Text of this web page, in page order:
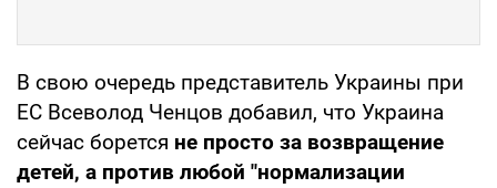
В свою очередь представитель Украины при
ЕС Всеволод Ченцов добавил, что Украина
сейчас борется не просто за возвращение
детей, а против любой "нормализации